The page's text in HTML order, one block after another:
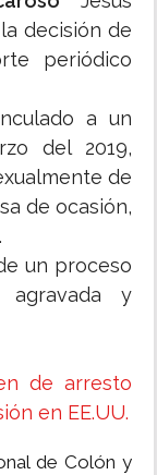
decisión de
periódico
a un
del 2019,
de
de ocasión,
un proceso
agravada y
de arresto
en EE.UU.
de Colón y